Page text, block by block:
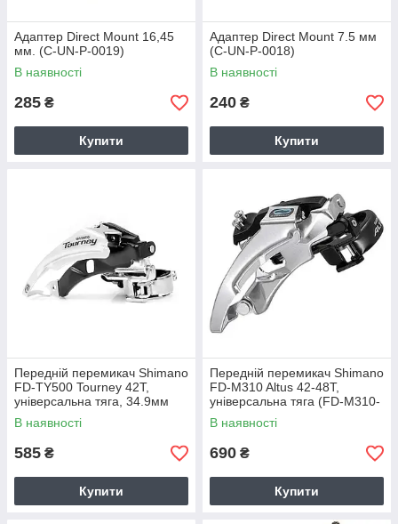
Адаптер Direct Mount 16,45
мм. (C-UN-P-0019)
В наявності
285 ₴
Купити
Адаптер Direct Mount 7.5 мм
(C-UN-P-0018)
В наявності
240 ₴
Купити
Передній перемикач Shimano
FD-TY500 Tourney 42T,
універсальна тяга, 34.9мм
(DERF-0068)
В наявності
585 ₴
Купити
Передній перемикач Shimano
FD-M310 Altus 42-48Т,
універсальна тяга (FD-M310-
34)
В наявності
690 ₴
Купити